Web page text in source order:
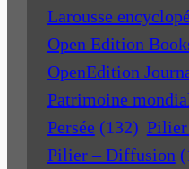
Larousse
Open Edition
OpenEdition
Patrimoine
Persée (132) Pilier
Pilier – Diffusion